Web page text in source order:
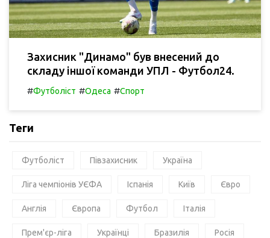
Захисник "Динамо" був внесений до
складу іншої команди УПЛ - Футбол24.
#Футболіст #Одеса #Спорт
Теги
Футболіст Півзахисник Україна
Ліга чемпіонів УЄФА Іспанія Київ Євро
Англія Європа Футбол Італія
Прем'єр-ліга Українці Бразилія Росія